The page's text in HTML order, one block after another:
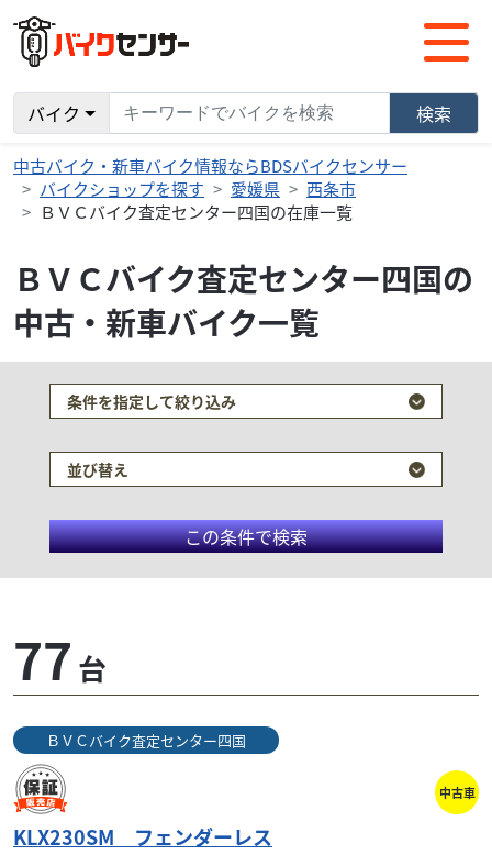
バイク 検索
中古バイク・新車バイク情報ならBDSバイクセンサー
バイクショップを探す
愛媛県
西条市
ＢＶＣバイク査定センター四国の在庫一覧
ＢＶＣバイク査定センター四国の
中古・新車バイク一覧
ＢＶＣバイク査定センター四
国
四国最大級の規模を誇るグループ屈指の大型店！ 重整
備工場や軽作業ピット＆倉庫も併設！
条件を指定して絞り込み
並び替え
この条件で検索
77 台
ＢＶＣバイク査定センター四国
中古車
KLX230SM フェンダーレス